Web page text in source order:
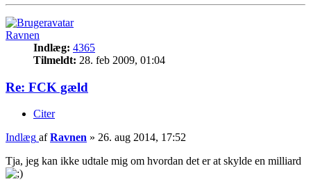
Ravnen
Indlæg: 4365
Tilmeldt: 28. feb 2009, 01:04
Re: FCK gæld
Citer
Indlæg afRavnen » 26. aug 2014, 17:52
Tja, jeg kan ikke udtale mig om hvordan det er at skylde en milliard